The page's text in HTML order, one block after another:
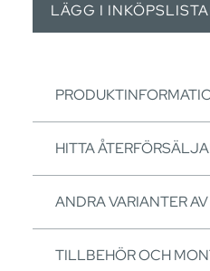
LÄGG I
HITTA
ANDRA VARIANTER
TILLBEHÖR OCH